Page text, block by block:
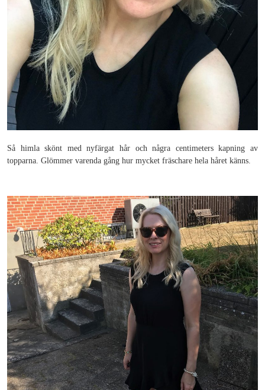
Så himla skönt med nyfärgat hår och några centimeters kapning av
topparna. Glömmer varenda gång hur mycket fräschare hela håret känns.